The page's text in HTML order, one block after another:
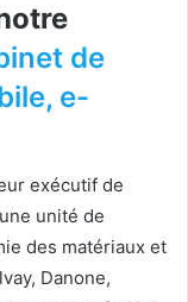
de
e-
exécutif de
unité de
des matériaux et
Danone,